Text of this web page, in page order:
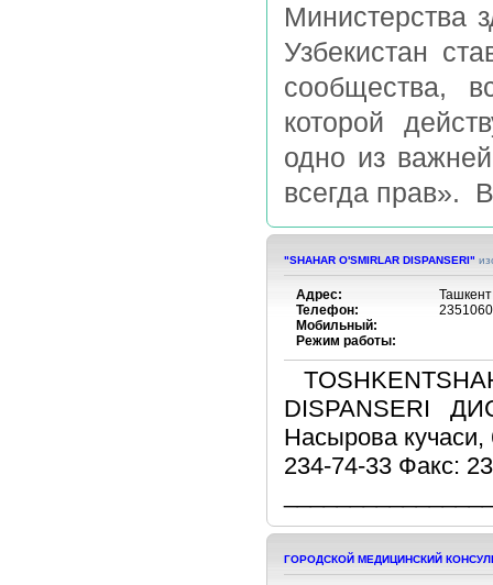
Министерства
Узбекистан
сообщества,
которой
одно из
всегда прав».
"SHAHAR O'SMIRLAR DISPANSERI"
Адрес:
Телефон:
Мобильный:
Режим работы:
DISPANSERI
Насырова
234-74-33 Факс:
ГОРОДСКОЙ МЕДИЦИНСКИЙ